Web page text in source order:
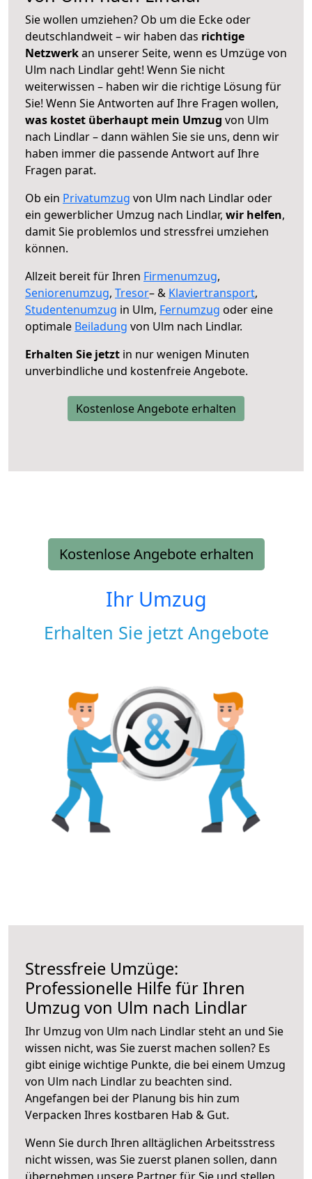
Sie wollen umziehen? Ob um die Ecke oder
deutschlandweit – wir haben das richtige
Netzwerkan unserer Seite, wenn es Umzüge von
Ulm nach Lindlar geht! Wenn Sie nicht
weiterwissen – haben wir die richtige Lösung für
Sie! Wenn Sie Antworten auf Ihre Fragen wollen,
was kostet überhaupt mein Umzug von Ulm
nach Lindlar – dann wählen Sie sie uns, denn wir
haben immer die passende Antwort auf Ihre
Fragen parat.
Ob ein Privatumzug von Ulm nach Lindlar oder
ein gewerblicher Umzug nach Lindlar, wir helfen,
damit Sie problemlos und stressfrei umziehen
können.
Allzeit bereit für Ihren Firmenumzug,
Seniorenumzug, Tresor– & Klaviertransport,
Studentenumzug in Ulm, Fernumzug oder eine
optimale Beiladung von Ulm nach Lindlar.
Erhalten Sie jetzt in nur wenigen Minuten
unverbindliche und kostenfreie Angebote.
Kostenlose Angebote erhalten
Kostenlose Angebote erhalten
Ihr Umzug
Erhalten Sie jetzt Angebote
Stressfreie Umzüge:
Professionelle Hilfe für Ihren
Umzug von Ulm nach Lindlar
Ihr Umzug von Ulm nach Lindlar steht an und Sie
wissen nicht, was Sie zuerst machen sollen? Es
gibt einige wichtige Punkte, die bei einem Umzug
von Ulm nach Lindlar zu beachten sind.
Angefangen bei der Planung bis hin zum
Verpacken Ihres kostbaren Hab & Gut.
Wenn Sie durch Ihren alltäglichen Arbeitsstress
nicht wissen, was Sie zuerst planen sollen, dann